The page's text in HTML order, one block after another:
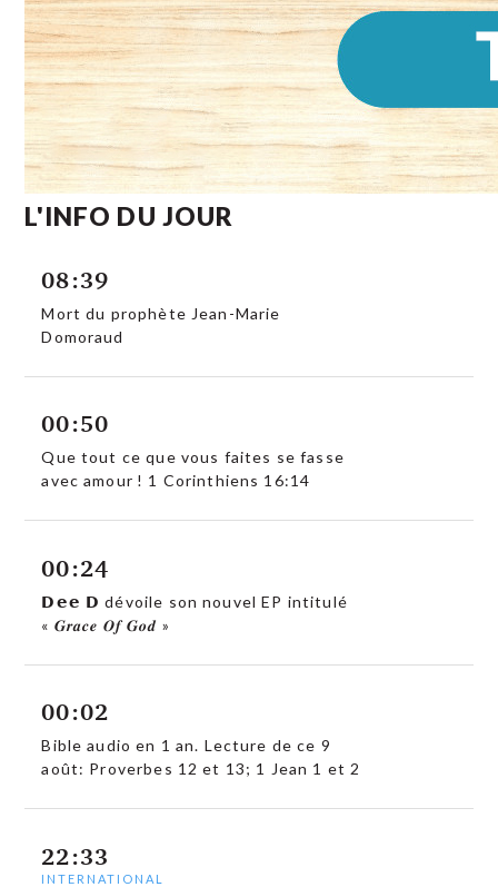
L'INFO DU JOUR
08:39
Mort du prophète Jean-Marie
Domoraud
00:50
Que tout ce que vous faites se fasse
avec amour ! 1 Corinthiens 16:14
00:24
𝗗𝗲𝗲 𝗗 dévoile son nouvel EP intitulé
« 𝑮𝒓𝒂𝒄𝒆 𝑶𝒇 𝑮𝒐𝒅 »
00:02
Bible audio en 1 an. Lecture de ce 9
août: Proverbes 12 et 13; 1 Jean 1 et 2
22:33
INTERNATIONAL